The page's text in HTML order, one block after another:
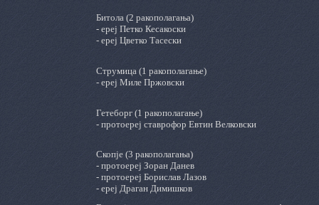
Битола (2 ракополагања)
- ереј Петко Кесакоски
- ереј Цветко Тасески
Струмица (1 ракополагање)
- ереј Миле Пржовски
Гетеборг (1 ракополагање)
- протоереј ставрофор Евтин Велковски
Скопје (3 ракополагања)
- протоереј Зоран Данев
- протоереј Борислав Лазов
- ереј Драган Димишков